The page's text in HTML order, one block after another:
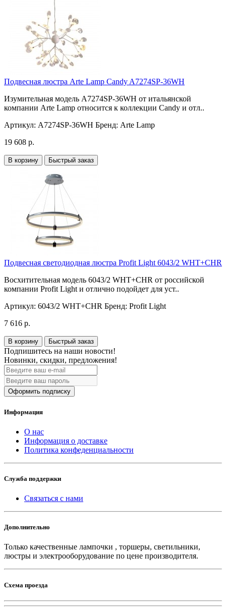
Подвесная люстра Arte Lamp Candy A7274SP-36WH
Изумительная модель A7274SP-36WH от итальянской
компании Arte Lamp относится к коллекции Candy и отл..
Артикул: A7274SP-36WH Бренд: Arte Lamp
19 608 р.
В корзину Быстрый заказ
Подвесная светодиодная люстра Profit Light 6043/2 WHT+CHR
Восхитительная модель 6043/2 WHT+CHR от российской
компании Profit Light и отлично подойдет для уст..
Артикул: 6043/2 WHT+CHR Бренд: Profit Light
7 616 р.
В корзину Быстрый заказ
Подпишитесь на наши новости!
Новинки, скидки, предложения!
Оформить подписку
Информация
О нас
Информация о доставке
Политика конфеденциальности
Служба поддержки
Связаться с нами
Дополнительно
Только качественные лампочки , торшеры, светильники,
люстры и электрооборудование по цене производителя.
Схема проезда